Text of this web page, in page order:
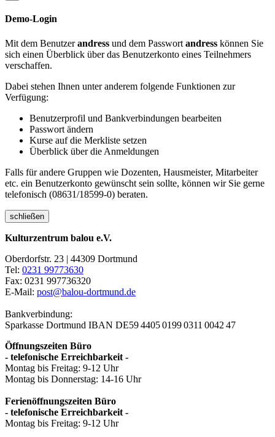
Demo-Login
Mit dem Benutzerandress und dem Passwort andress können Sie
sich einen Überblick über das Benutzerkonto eines Teilnehmers
verschaffen.
Dabei stehen Ihnen unter anderem folgende Funktionen zur
Verfügung:
Benutzerprofil und Bankverbindungen bearbeiten
Passwort ändern
Kurse auf die Merkliste setzen
Überblick über die Anmeldungen
Falls für andere Gruppen wie Dozenten, Hausmeister, Mitarbeiter
etc. ein Benutzerkonto gewünscht sein sollte, können wir Sie gerne
telefonisch (08631/18599-0) beraten.
schließen
Kulturzentrum balou e.V.
Oberdorfstr. 23 | 44309 Dortmund
Tel: 0231 99773630
Fax: 0231 997736320
E-Mail: post@balou-dortmund.de
Bankverbindung:
Sparkasse Dortmund IBAN DE59 4405 0199 0311 0042 47
Öffnungszeiten Büro
- telefonische Erreichbarkeit -
Montag bis Freitag: 9-12 Uhr
Montag bis Donnerstag: 14-16 Uhr
Ferienöffnungszeiten Büro
- telefonische Erreichbarkeit -
Montag bis Freitag: 9-12 Uhr